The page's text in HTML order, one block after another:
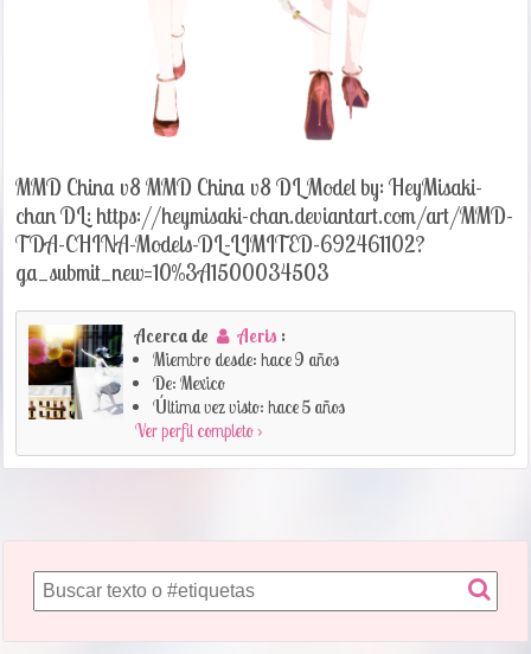
MMD China v8 MMD China v8 DL Model by: HeyMisaki-
chan DL: https://heymisaki-chan.deviantart.com/art/MMD-
TDA-CHINA-Models-DL-LIMITED-692461102?
ga_submit_new=10%3A1500034503
Acerca de Aeris :
Miembro desde: hace 9 años
De: Mexico
Última vez visto: hace 5 años
Ver perfil completo ›